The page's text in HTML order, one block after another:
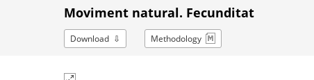
Moviment natural. Fecunditat
Download Methodology